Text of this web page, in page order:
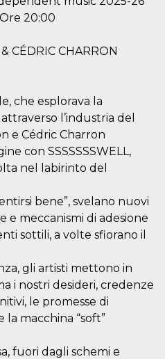
20:00
CÉDRIC CHARRON
che esplorava la
l’industria del
e Cédric Charron
con SSSSSSSWELL,
nel labirinto del
bene”, svelano nuovi
e meccanismi di adesione
sottili, a volte sfiorano il
gli artisti mettono in
i nostri desideri, credenze
le promesse di
la macchina “soft”
fuori dagli schemi e
jschallenge
reach origin
server.
verifica che il
browser accetti i
cookie.
Sessione
Cookie
generato da
applicazioni
basate sul
linguaggio PHP.
generico
utilizzato per
mantenere le
variabili di
un numero
generato in
modo casuale, il
modo in cui
viene utilizzato
può essere
specifico per il
mantenere uno